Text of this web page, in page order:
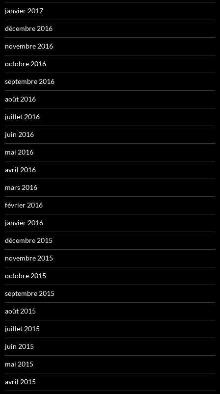
janvier 2017
décembre 2016
novembre 2016
octobre 2016
septembre 2016
août 2016
juillet 2016
juin 2016
mai 2016
avril 2016
mars 2016
février 2016
janvier 2016
décembre 2015
novembre 2015
octobre 2015
septembre 2015
août 2015
juillet 2015
juin 2015
mai 2015
avril 2015